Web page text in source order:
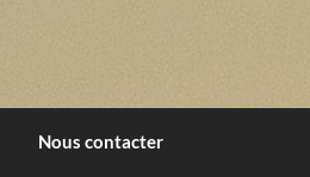
Nous contacter